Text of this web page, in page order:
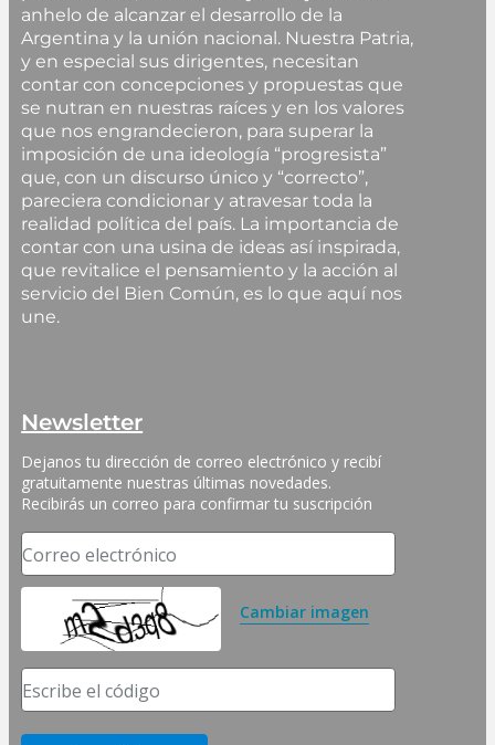
anhelo de alcanzar el desarrollo de la
Argentina y la unión nacional. Nuestra Patria,
y en especial sus dirigentes, necesitan
contar con concepciones y propuestas que
se nutran en nuestras raíces y en los valores
que nos engrandecieron, para superar la
imposición de una ideología “progresista”
que, con un discurso único y “correcto”,
pareciera condicionar y atravesar toda la
realidad política del país. La importancia de
contar con una usina de ideas así inspirada,
que revitalice el pensamiento y la acción al
servicio del Bien Común, es lo que aquí nos
une.
Newsletter
Dejanos tu dirección de correo electrónico y recibí
gratuitamente nuestras últimas novedades.
Recibirás un correo para confirmar tu suscripción
Correo electrónico
Cambiar imagen
Escribe el código